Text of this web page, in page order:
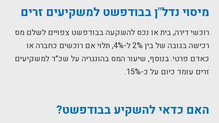
מיסוי נדל"ן בבודפשט למשקיעים זרים
רוכשי דירה, בית או נכס להשקעה בבודפשט צפויים לשלם מס
רכישה בגובה של בין 2% ל-4%, תלוי אם רוכשים כחברה או
כאדם פרטי. בנוסף, שיעור המס בהונגריה על שכ"ד למשקיעים
זרים עומד כיום על כ-15%.
האם כדאי להשקיע בבודפשט?